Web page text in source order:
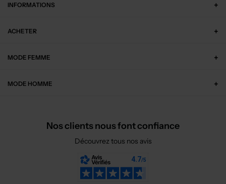
INFORMATIONS
ACHETER
MODE FEMME
MODE HOMME
Nos clients nous font confiance
Découvrez tous nos avis